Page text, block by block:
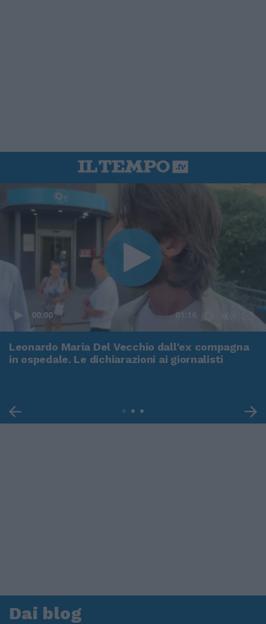
00:00 01:16
Leonardo Maria Del Vecchio dall'ex compagna
in ospedale. Le dichiarazioni ai giornalisti
Dai blog